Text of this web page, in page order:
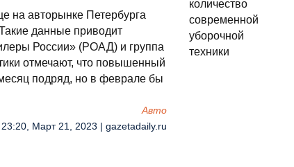
на авторынке Петербурга
данные приводит
России» (РОАД) и группа
отмечают, что повышенный
подряд, но в феврале бы
Авто
23:20, Март 21, 2023 | gazetadaily.ru